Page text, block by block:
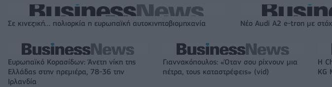
Σε κινεζική… πολιορκία η ευρωπαϊκή αυτοκινητοβιομηχανία Νέο Audi A2 e-tron με
Ευρωπαϊκό Κορασίδων: Άνετη νίκη της
Ελλάδας στην πρεμιέρα, 78-36 την
Ιρλανδία
Γιαννακόπουλος: «Όταν σου ρίχνουν μια
πέτρα, τους καταστρέφεις» (vid)
Η
KG